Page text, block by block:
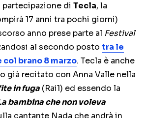
partecipazione di Tecla, la
17 anni tra pochi giorni)
anno prese parte al Festival
al secondo posto tra le
brano 8 marzo. Tecla è anche
già recitato con Anna Valle nella
in fuga (Rai1) ed essendo la
bambina che non voleva
cantante Nada che andrà in